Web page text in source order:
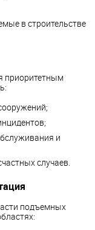
в строительстве
приоритетным
и
случаев.
подъемных